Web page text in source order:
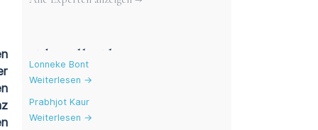
Aktuelle Blogs
Lonneke Bont
Weiterlesen →
Prabhjot Kaur
Weiterlesen →